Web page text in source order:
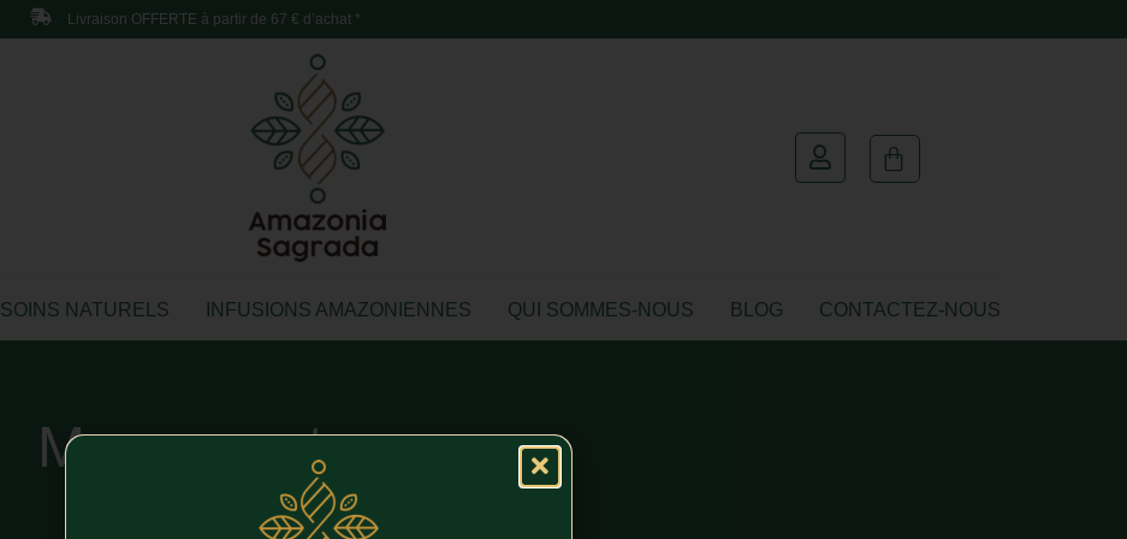
Livraison OFFERTE à partir de 67 € d’achat *
SOINS NATURELS INFUSIONS AMAZONIENNES QUI SOMMES-NOUS BLOG CONTACTEZ-NOUS
Mon compte